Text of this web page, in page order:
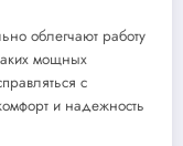
облегчают работу
мощных
с
и надежность